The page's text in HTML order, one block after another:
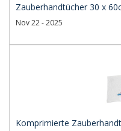
Zauberhandtücher 30 x
Nov 22 - 2025
Komprimierte